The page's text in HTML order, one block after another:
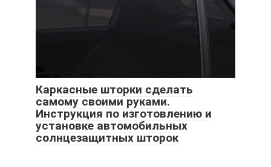
Каркасные шторки сделать
самому своими руками.
Инструкция по изготовлению и
установке автомобильных
солнцезащитных шторок